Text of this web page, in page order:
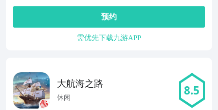
预约
需优先下载九游APP
大航海之路
休闲 8.5